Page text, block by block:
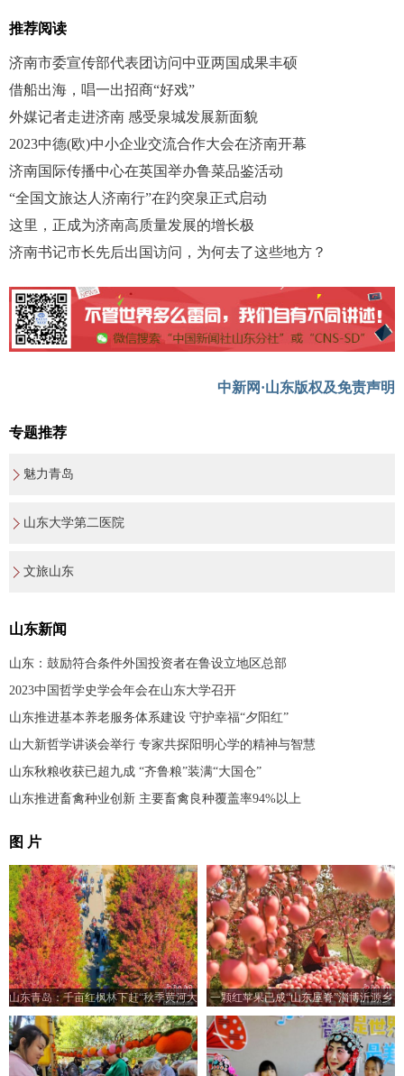
推荐阅读
济南市委宣传部代表团访问中亚两国成果丰硕
借船出海，唱一出招商“好戏”
外媒记者走进济南 感受泉城发展新面貌
2023中德(欧)中小企业交流合作大会在济南开幕
济南国际传播中心在英国举办鲁菜品鉴活动
“全国文旅达人济南行”在趵突泉正式启动
这里，正成为济南高质量发展的增长极
济南书记市长先后出国访问，为何去了这些地方？
中新网·山东版权及免责声明
专题推荐
魅力青岛
山东大学第二医院
文旅山东
山东新闻
山东：鼓励符合条件外国投资者在鲁设立地区总部
2023中国哲学史学会年会在山东大学召开
山东推进基本养老服务体系建设 守护幸福“夕阳红”
山大新哲学讲谈会举行 专家共探阳明心学的精神与智慧
山东秋粮收获已超九成 “齐鲁粮”装满“大国仓”
山东推进畜禽种业创新 主要畜禽良种覆盖率94%以上
图 片
山东青岛：千亩红枫林下赶“秋季黄河大
集”
一颗红苹果已成“山东屋脊”淄博沂源乡
村振兴“金钥匙”